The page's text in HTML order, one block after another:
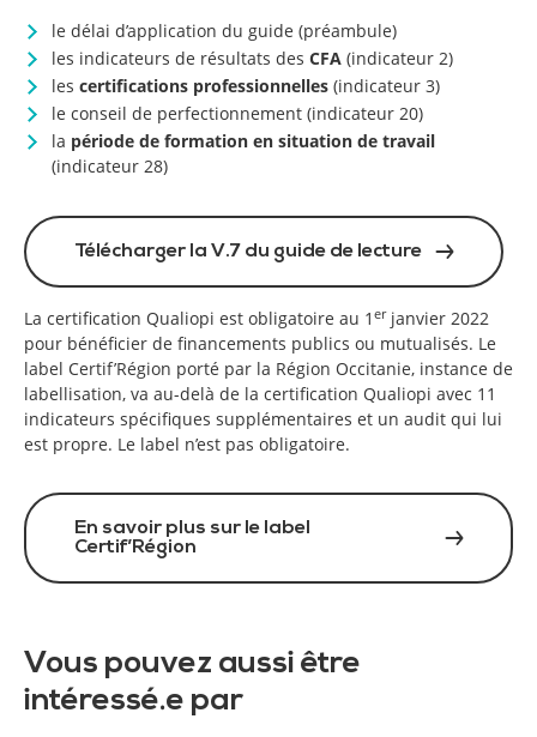
le délai d’application du guide (préambule)
les indicateurs de résultats des CFA (indicateur 2)
les certifications professionnelles (indicateur 3)
le conseil de perfectionnement (indicateur 20)
la période de formation en situation de travail
(indicateur 28)
Télécharger la V.7 du guide de lecture
La certification Qualiopi est obligatoire au 1 erjanvier 2022
pour bénéficier de financements publics ou mutualisés. Le
label Certif’Région porté par la Région Occitanie, instance de
labellisation, va au-delà de la certification Qualiopi avec 11
indicateurs spécifiques supplémentaires et un audit qui lui
est propre. Le label n’est pas obligatoire.
En savoir plus sur le label
Certif’Région
Vous pouvez aussi être
intéressé.e par